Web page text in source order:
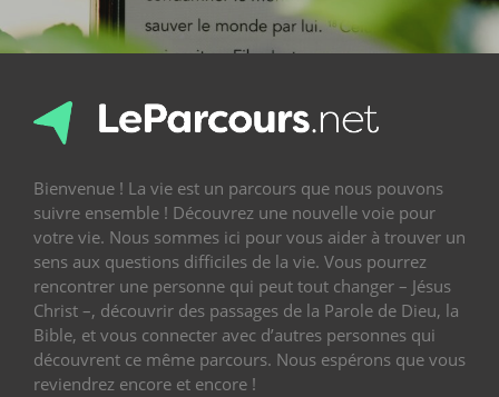
Bienvenue ! La vie est un parcours que nous pouvons
suivre ensemble ! Découvrez une nouvelle voie pour
votre vie. Nous sommes ici pour vous aider à trouver un
sens aux questions difficiles de la vie. Vous pourrez
rencontrer une personne qui peut tout changer – Jésus
Christ –, découvrir des passages de la Parole de Dieu, la
Bible, et vous connecter avec d’autres personnes qui
découvrent ce même parcours. Nous espérons que vous
reviendrez encore et encore !